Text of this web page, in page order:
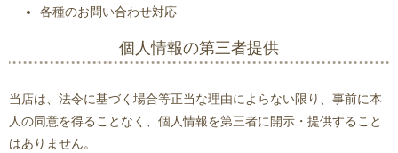
各種のお問い合わせ対応
個人情報の第三者提供
当店は、法令に基づく場合等正当な理由によらない限り、事前に本
人の同意を得ることなく、個人情報を第三者に開示・提供すること
はありません。